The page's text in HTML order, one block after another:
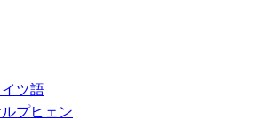
ツ語
プヒェン